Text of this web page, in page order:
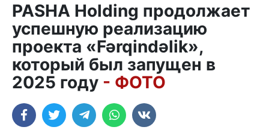
PASHA Holding продолжает
успешную реализацию
проекта «Fərqindəlik»,
который был запущен в
2025 году - ФОТО